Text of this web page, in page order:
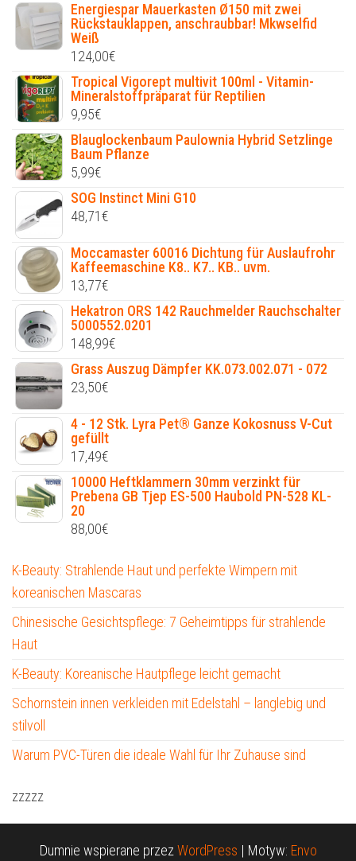
Energiespar Mauerkasten Ø150 mit zwei
Rückstauklappen, anschraubbar! Mkwselfid
Weiß
124,00€
Tropical Vigorept multivit 100ml - Vitamin-
Mineralstoffpräparat für Reptilien
9,95€
Blauglockenbaum Paulownia Hybrid Setzlinge
Baum Pflanze
5,99€
SOG Instinct Mini G10
48,71€
Moccamaster 60016 Dichtung für Auslaufrohr
Kaffeemaschine K8.. K7.. KB.. uvm.
13,77€
Hekatron ORS 142 Rauchmelder Rauchschalter
5000552.0201
148,99€
Grass Auszug Dämpfer KK.073.002.071 - 072
23,50€
4 - 12 Stk. Lyra Pet® Ganze Kokosnuss V-Cut
gefüllt
17,49€
10000 Heftklammern 30mm verzinkt für
Prebena GB Tjep ES-500 Haubold PN-528 KL-
20
88,00€
K-Beauty: Strahlende Haut und perfekte Wimpern mit
koreanischen Mascaras
Chinesische Gesichtspflege: 7 Geheimtipps für strahlende
Haut
K-Beauty: Koreanische Hautpflege leicht gemacht
Schornstein innen verkleiden mit Edelstahl – langlebig und
stilvoll
Warum PVC-Türen die ideale Wahl für Ihr Zuhause sind
zzzzz
Dumnie wspierane przezWordPress | Motyw: Envo